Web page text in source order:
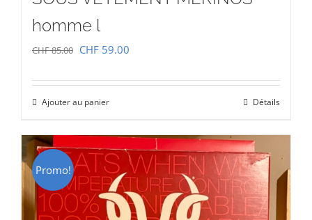
homme l
CHF85.00 Le
initial
était :
CHF 85.00.
CHF 59.00
actuel
CHF 59.00.
Ajouter au panier Détails
Promo!